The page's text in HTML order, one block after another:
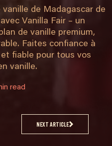
de Madagascar de
Vanilla Fair – un
de vanille premium,
Faites confiance à
fiable pour tous vos
vanille.
read
Next article